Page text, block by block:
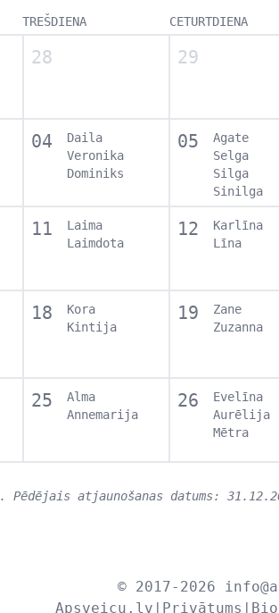
TREŠDIENA CETURTDIENA
28 29
04
Daila
Veronika
Dominiks
05
Agate
Selga
Silga
Sinilga
11
Laima
Laimdota
12
Karlīna
Līna
18
Kora
Kintija
19
Zane
Zuzanna
25
Alma
Annemarija
26
Evelīna
Aurēlija
Mētra
. Pēdējais atjaunošanas datums:
© 2017-2026
Apsveicu.lv | Privātums |